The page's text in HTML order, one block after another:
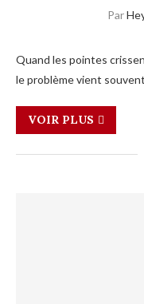
Par
Quand les pointes
le problème vient
VOIR PLUS